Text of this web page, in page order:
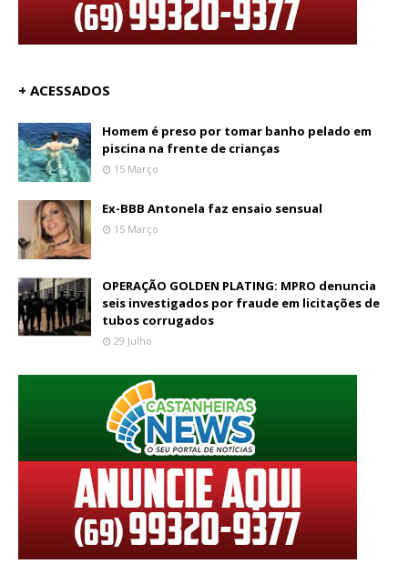
+ ACESSADOS
Homem é preso por tomar banho pelado em
piscina na frente de crianças
15 Março
Ex-BBB Antonela faz ensaio sensual
15 Março
OPERAÇÃO GOLDEN PLATING: MPRO denuncia
seis investigados por fraude em licitações de
tubos corrugados
29 Julho